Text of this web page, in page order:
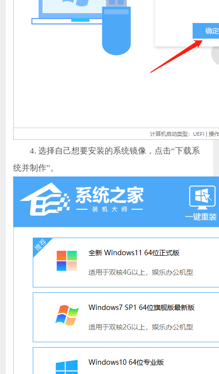
4. 选择自己想要安装的系统镜像，点击“下载系
统并制作”。